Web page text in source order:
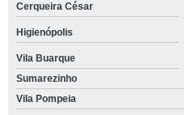
Cerqueira César
Higienópolis
Vila Buarque
Sumarezinho
Vila Pompeia